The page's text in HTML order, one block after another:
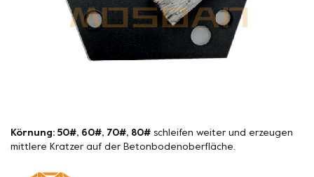
Körnung: 50#, 60#, 70#, 80# schleifen weiter und erzeugen
mittlere Kratzer auf der Betonbodenoberfläche.